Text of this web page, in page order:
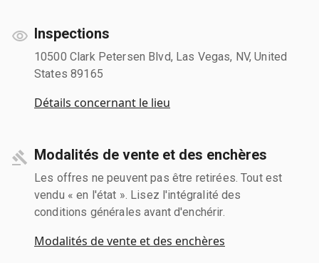
Inspections
10500 Clark Petersen Blvd, Las Vegas, NV, United
States 89165
Détails concernant le lieu
Modalités de vente et des enchères
Les offres ne peuvent pas être retirées. Tout est
vendu « en l'état ». Lisez l'intégralité des
conditions générales avant d'enchérir.
Modalités de vente et des enchères